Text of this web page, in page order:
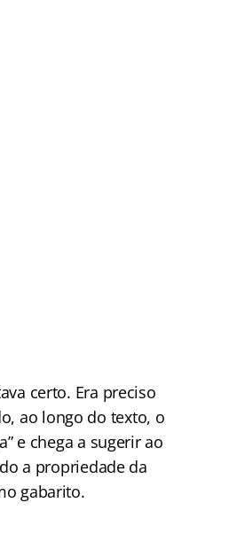
certo. Era preciso
ao longo do texto, o
e chega a sugerir ao
a propriedade da
gabarito.